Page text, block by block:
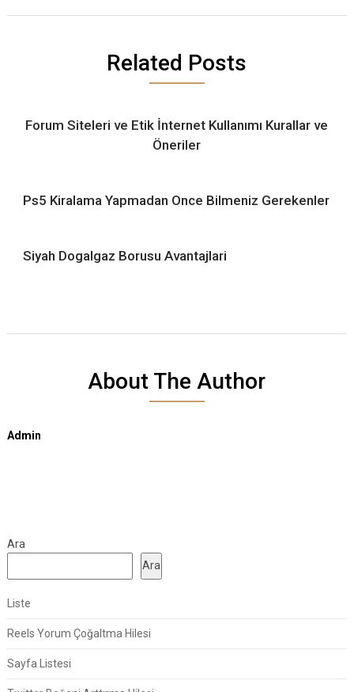
Related Posts
Forum Siteleri ve Etik İnternet Kullanımı Kurallar ve
Öneriler
Ps5 Kiralama Yapmadan Once Bilmeniz Gerekenler
Siyah Dogalgaz Borusu Avantajlari
About The Author
Admin
Ara
Ara
Liste
Reels Yorum Çoğaltma Hilesi
Sayfa Listesi